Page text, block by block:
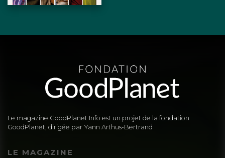
Le magazine GoodPlanet Info est un projet de la fondation
GoodPlanet, dirigée par Yann Arthus-Bertrand
LE MAGAZINE